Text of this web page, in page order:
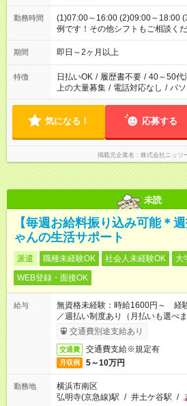
勤務時間
(1)07:00～16:00 (2)09:00～18:00 (3)17:00
例です！その他シフトもご相談くだ
期間 即日～2ヶ月以上
特徴 日払いOK / 履歴書不要 / 40～50代
上の大量募集 / 電話対応なし / パ
気になる！ 応募する
掲載元企業名 株式会社ニッソ
未読
【毎週お給料振り込み可能＊
ゃんの生活サポート
派遣 職種未経験OK 社会人未経験OK 大
WEB登録・面接OK
給与
無資格未経験：時給1600円～ 経
／週払い制度あり（月払いも選べ
了次第のお支払いとなります。
交通費別途支給あり
交通費 交通費支給※規定有
月収例 5～10万円
勤務地
横浜市南区
弘明寺(京急線)駅 / 井土ケ谷駅 /